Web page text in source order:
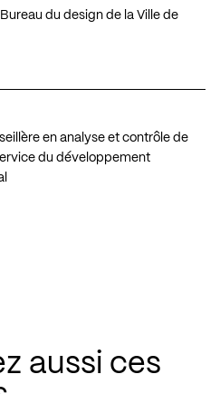
du design de la Ville de
en analyse et contrôle de
du développement
aussi ces